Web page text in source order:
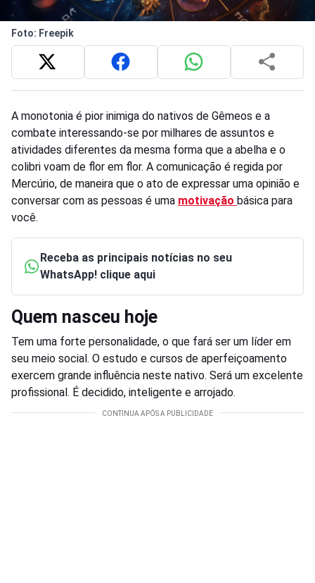
Foto: Freepik
A monotonia é pior inimiga do nativos de Gêmeos e a
combate interessando-se por milhares de assuntos e
atividades diferentes da mesma forma que a abelha e o
colibri voam de flor em flor. A comunicação é regida por
Mercúrio, de maneira que o ato de expressar uma opinião e
conversar com as pessoas é uma motivação básica para
você.
Receba as principais notícias no seu
WhatsApp! clique aqui
Quem nasceu hoje
Tem uma forte personalidade, o que fará ser um líder em
seu meio social. O estudo e cursos de aperfeiçoamento
exercem grande influência neste nativo. Será um excelente
profissional. É decidido, inteligente e arrojado.